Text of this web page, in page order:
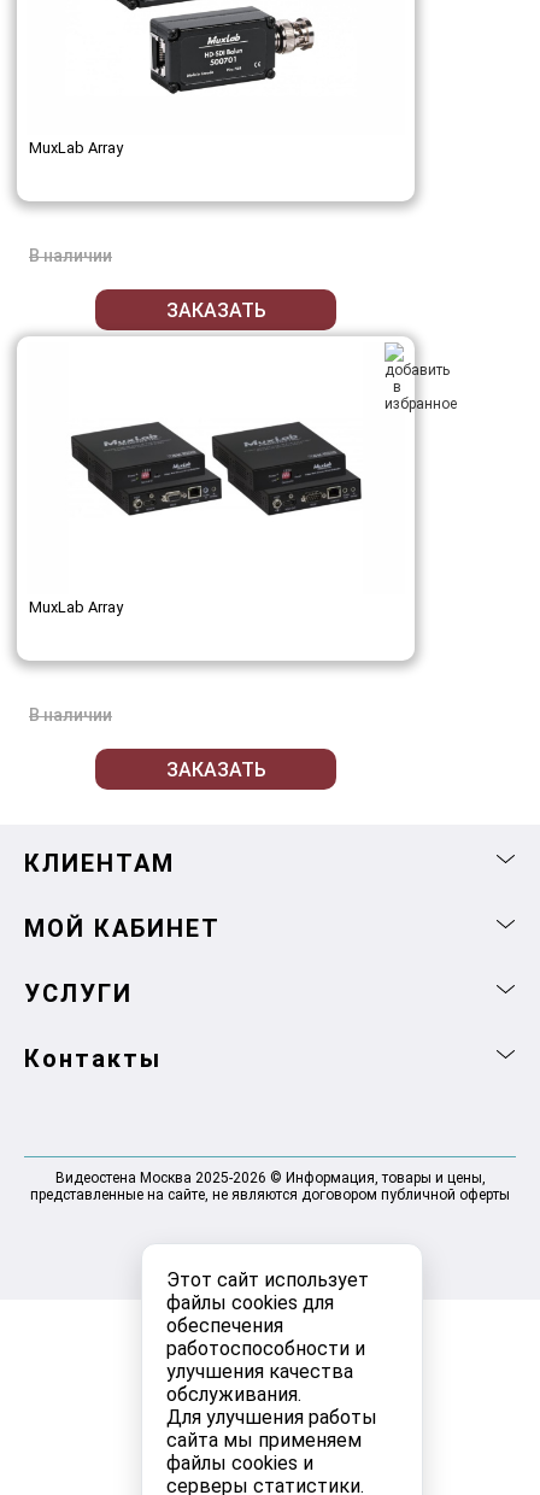
Этот сайт использует
файлы cookies для
обеспечения
работоспособности и
улучшения качества
обслуживания.
Для улучшения работы
сайта мы применяем
файлы cookies и
серверы статистики.
MuxLab Array
В наличии
ЗАКАЗАТЬ
MuxLab Array
В наличии
ЗАКАЗАТЬ
КЛИЕНТАМ
МОЙ КАБИНЕТ
УСЛУГИ
Контакты
Видеостена Москва 2025-2026 © Информация, товары и цены,
представленные на сайте, не являются договором публичной оферты